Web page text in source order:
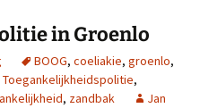
in Groenlo
BOOG, coeliakie, groenlo,
Toegankelijkheidspolitie,
, zandbak
Jan